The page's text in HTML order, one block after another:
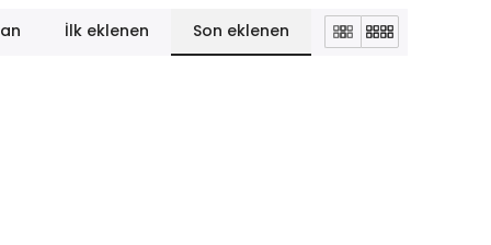
İlk eklenen Son eklenen